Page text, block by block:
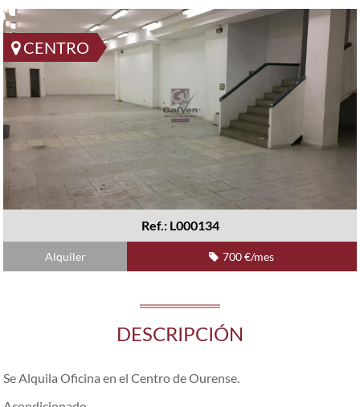
CENTRO
Ref.: L000134
Alquiler 700 €/mes
DESCRIPCIÓN
Se Alquila Oficina en el Centro de Ourense.